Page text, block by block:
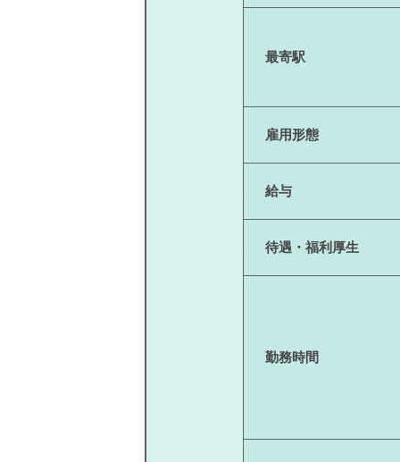
最寄駅
雇用形態
給与
待遇・福利厚生
勤務時間